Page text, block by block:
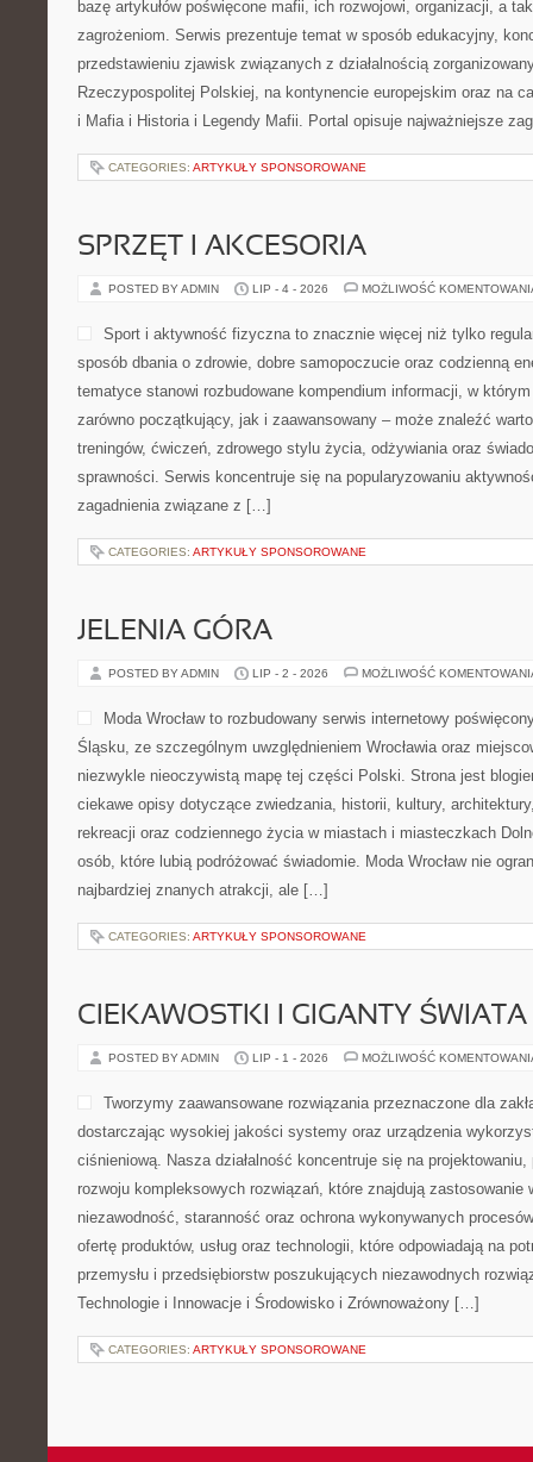
bazę artykułów poświęcone mafii, ich rozwojowi, organizacji, a
zagrożeniom. Serwis prezentuje temat w sposób edukacyjny,
przedstawieniu zjawisk związanych z działalnością
Rzeczypospolitej Polskiej, na kontynencie europejskim oraz na
i Mafia i Historia i Legendy Mafii. Portal opisuje najważniejsze
CATEGORIES: ARTYKUŁY SPONSOROWANE
SPRZĘT I AKCESORIA
POSTED BY ADMIN LIP - 4 - 2026 MOŻLIWOŚĆ
Sport i aktywność fizyczna to znacznie więcej niż tylko
sposób dbania o zdrowie, dobre samopoczucie oraz codzienną
tematyce stanowi rozbudowane kompendium informacji, w
zarówno początkujący, jak i zaawansowany – może znaleźć
treningów, ćwiczeń, zdrowego stylu życia, odżywiania oraz
sprawności. Serwis koncentruje się na popularyzowaniu
zagadnienia związane z […]
CATEGORIES: ARTYKUŁY SPONSOROWANE
JELENIA GÓRA
POSTED BY ADMIN LIP - 2 - 2026 MOŻLIWOŚĆ
Moda Wrocław to rozbudowany serwis internetowy
Śląsku, ze szczególnym uwzględnieniem Wrocławia oraz
niezwykle nieoczywistą mapę tej części Polski. Strona jest
ciekawe opisy dotyczące zwiedzania, historii, kultury,
rekreacji oraz codziennego życia w miastach i miasteczkach
osób, które lubią podróżować świadomie. Moda Wrocław nie
najbardziej znanych atrakcji, ale […]
CATEGORIES: ARTYKUŁY SPONSOROWANE
CIEKAWOSTKI I GIGANTY ŚWIATA
POSTED BY ADMIN LIP - 1 - 2026 MOŻLIWOŚĆ
Tworzymy zaawansowane rozwiązania przeznaczone dla
dostarczając wysokiej jakości systemy oraz urządzenia
ciśnieniową. Nasza działalność koncentruje się na
rozwoju kompleksowych rozwiązań, które znajdują
niezawodność, staranność oraz ochrona wykonywanych
ofertę produktów, usług oraz technologii, które odpowiadają na
przemysłu i przedsiębiorstw poszukujących niezawodnych
Technologie i Innowacje i Środowisko i Zrównoważony […]
CATEGORIES: ARTYKUŁY SPONSOROWANE